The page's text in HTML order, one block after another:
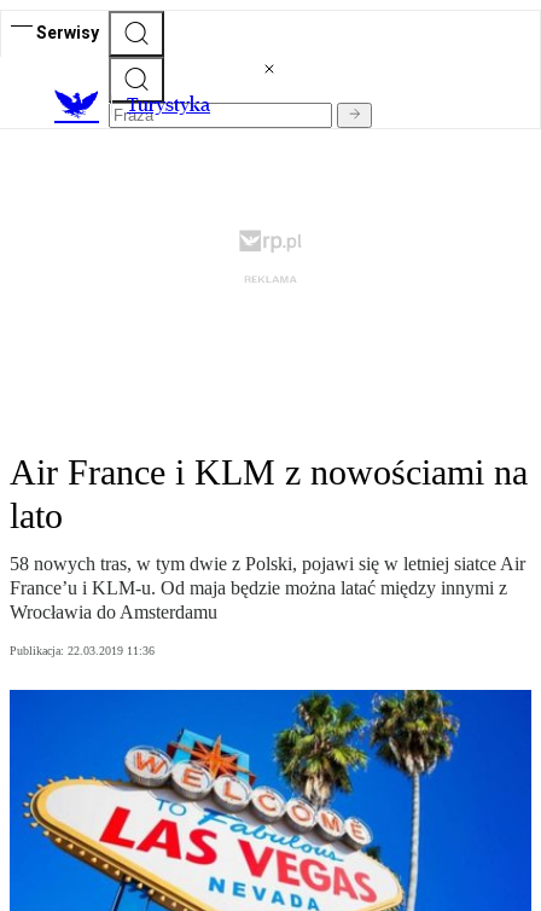
Serwisy
Turystyka
Air France i KLM z nowościami na
lato
58 nowych tras, w tym dwie z Polski, pojawi się w letniej siatce Air
France’u i KLM-u. Od maja będzie można latać między innymi z
Wrocławia do Amsterdamu
Publikacja: 22.03.2019 11:36